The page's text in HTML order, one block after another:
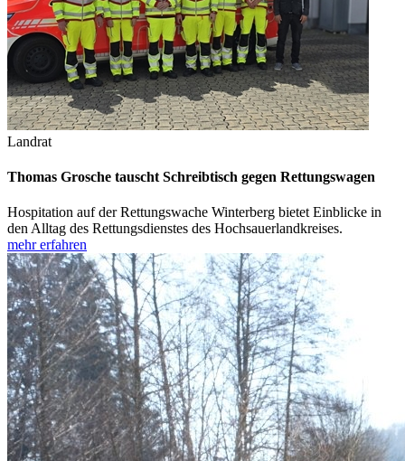
Landrat
Thomas Grosche tauscht Schreibtisch gegen Rettungswagen
Hospitation auf der Rettungswache Winterberg bietet Einblicke in
den Alltag des Rettungsdienstes des Hochsauerlandkreises.
mehr erfahren